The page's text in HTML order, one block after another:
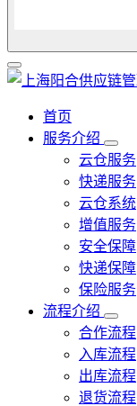
首页
服务介绍
云仓服务
快递服务
云仓系统
增值服务
安全保障
快递保障
保险服务
流程介绍
合作流程
入库流程
出库流程
退货流程